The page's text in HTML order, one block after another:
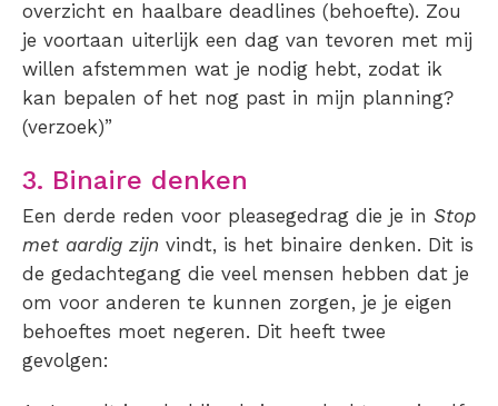
overzicht en haalbare deadlines (behoefte). Zou
je voortaan uiterlijk een dag van tevoren met mij
willen afstemmen wat je nodig hebt, zodat ik
kan bepalen of het nog past in mijn planning?
(verzoek)”
3. Binaire denken
Een derde reden voor pleasegedrag die je in Stop
met aardig zijn vindt, is het binaire denken. Dit is
de gedachtegang die veel mensen hebben dat je
om voor anderen te kunnen zorgen, je je eigen
behoeftes moet negeren. Dit heeft twee
gevolgen: